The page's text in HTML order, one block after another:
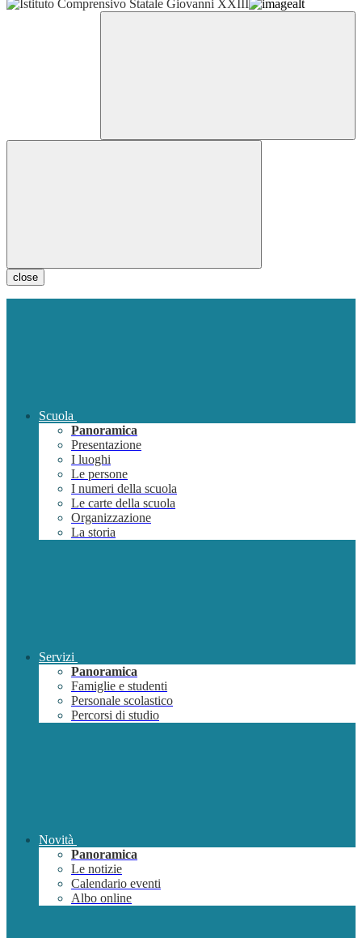
close
Scuola
Panoramica
Presentazione
I luoghi
Le persone
I numeri della scuola
Le carte della scuola
Organizzazione
La storia
Servizi
Panoramica
Famiglie e studenti
Personale scolastico
Percorsi di studio
Novità
Panoramica
Le notizie
Calendario eventi
Albo online